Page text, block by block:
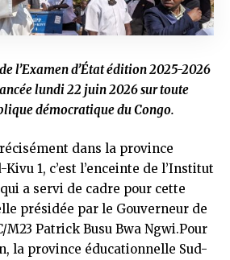
l’Examen d’État édition 2025-2026
lundi 22 juin 2026 sur toute
démocratique du Congo.
dans la province
1, c’est l’enceinte de l’Institut
a servi de cadre pour cette
présidée par le Gouverneur de
M23 Patrick Busu Bwa Ngwi.Pour
la province éducationnelle Sud-